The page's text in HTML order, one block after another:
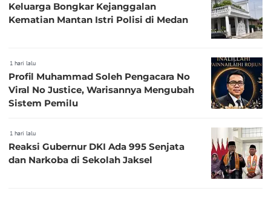
Keluarga Bongkar Kejanggalan
Kematian Mantan Istri Polisi di Medan
1 hari lalu
Profil Muhammad Soleh Pengacara No
Viral No Justice, Warisannya Mengubah
Sistem Pemilu
1 hari lalu
Reaksi Gubernur DKI Ada 995 Senjata
dan Narkoba di Sekolah Jaksel